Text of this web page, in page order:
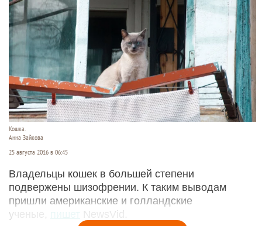
Кошка.
Анна Зайкова
25 августа 2016 в 06:45
Владельцы кошек в большей степени
подвержены шизофрении. К таким выводам
пришли американские и голландские
ученые,
NewsVid.